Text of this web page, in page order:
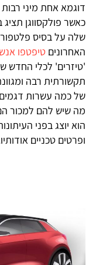
דוגמא אחת מיני
האחרונים טיפטפו
'טיזרים' לכלי החדש
תקשורתית רבה
של כמה עשרות
מה שיש להם למכור
הוא יוצג בפני
ופרטים טכניים